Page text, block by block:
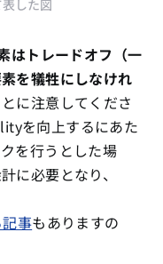
した図
はトレードオフ（一
を犠牲にしなけれ
に注意してくださ
を向上するにあた
を行うとした場
に必要となり、
事もありますの